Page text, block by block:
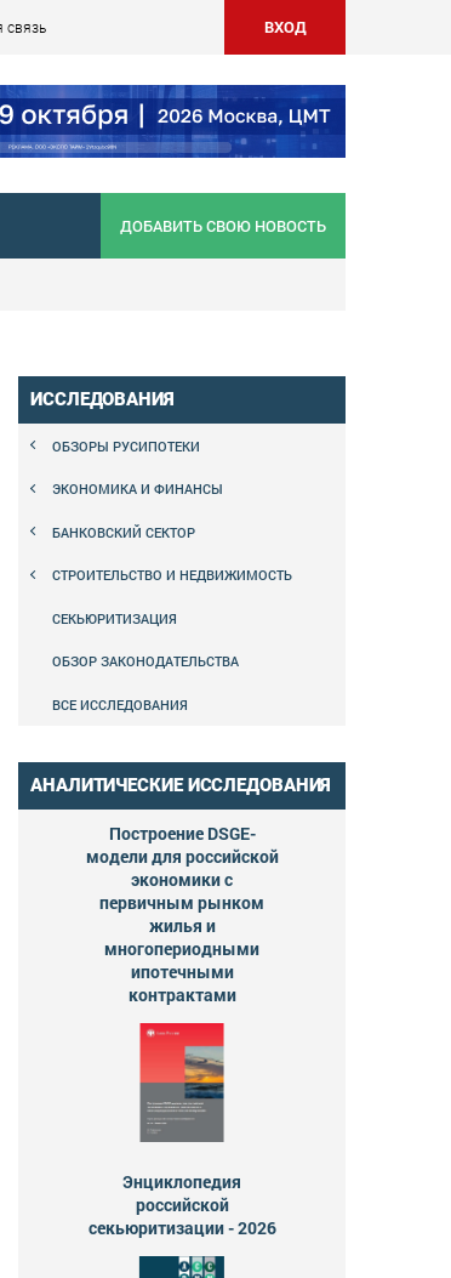
связь ВХОД
ДОБАВИТЬ СВОЮ НОВОСТЬ
ИССЛЕДОВАНИЯ
ОБЗОРЫ РУСИПОТЕКИ
ЭКОНОМИКА И ФИНАНСЫ
БАНКОВСКИЙ СЕКТОР
СТРОИТЕЛЬСТВО И НЕДВИЖИМОСТЬ
СЕКЬЮРИТИЗАЦИЯ
ОБЗОР ЗАКОНОДАТЕЛЬСТВА
ВСЕ ИССЛЕДОВАНИЯ
АНАЛИТИЧЕСКИЕ ИССЛЕДОВАНИЯ
Построение DSGE-
модели для российской
экономики с
первичным рынком
жилья и
многопериодными
ипотечными
контрактами
Энциклопедия
российской
секьюритизации - 2026